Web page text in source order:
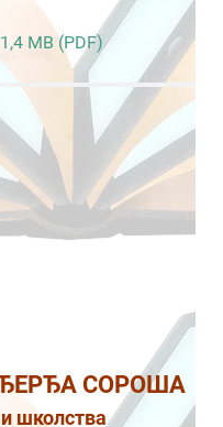
MB (PDF)
СОРОША
школства